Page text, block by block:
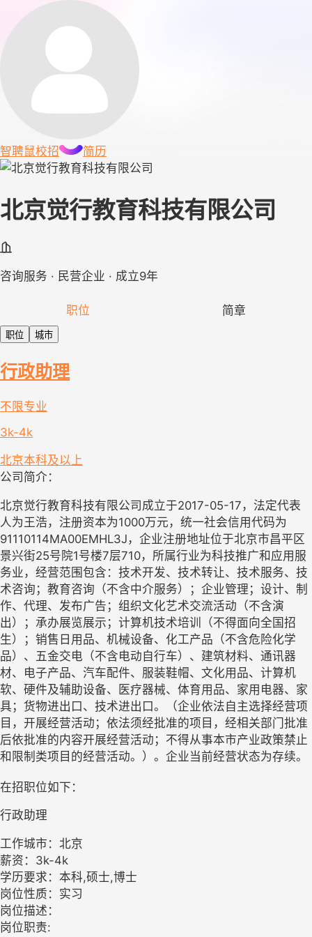
智聘鼠校招 简历
北京觉行教育科技有限公司
咨询服务 · 民营企业 · 成立9年
职位 简章
职位 城市
行政助理
不限专业
3k-4k
北京本科及以上
公司简介：
北京觉行教育科技有限公司成立于2017-05-17，法定代表
人为王浩，注册资本为1000万元，统一社会信用代码为
91110114MA00EMHL3J，企业注册地址位于北京市昌平区
景兴街25号院1号楼7层710，所属行业为科技推广和应用服
务业，经营范围包含：技术开发、技术转让、技术服务、技
术咨询；教育咨询（不含中介服务）；企业管理；设计、制
作、代理、发布广告；组织文化艺术交流活动（不含演
出）；承办展览展示；计算机技术培训（不得面向全国招
生）；销售日用品、机械设备、化工产品（不含危险化学
品）、五金交电（不含电动自行车）、建筑材料、通讯器
材、电子产品、汽车配件、服装鞋帽、文化用品、计算机
软、硬件及辅助设备、医疗器械、体育用品、家用电器、家
具；货物进出口、技术进出口。（企业依法自主选择经营项
目，开展经营活动；依法须经批准的项目，经相关部门批准
后依批准的内容开展经营活动；不得从事本市产业政策禁止
和限制类项目的经营活动。）。企业当前经营状态为存续。
在招职位如下：
行政助理
工作城市：北京
薪资：3k-4k
学历要求：本科,硕士,博士
岗位性质：实习
岗位描述：
岗位职责: